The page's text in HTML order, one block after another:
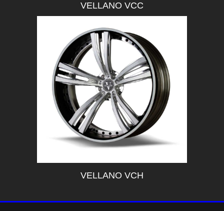
VELLANO VCC
VELLANO VCH